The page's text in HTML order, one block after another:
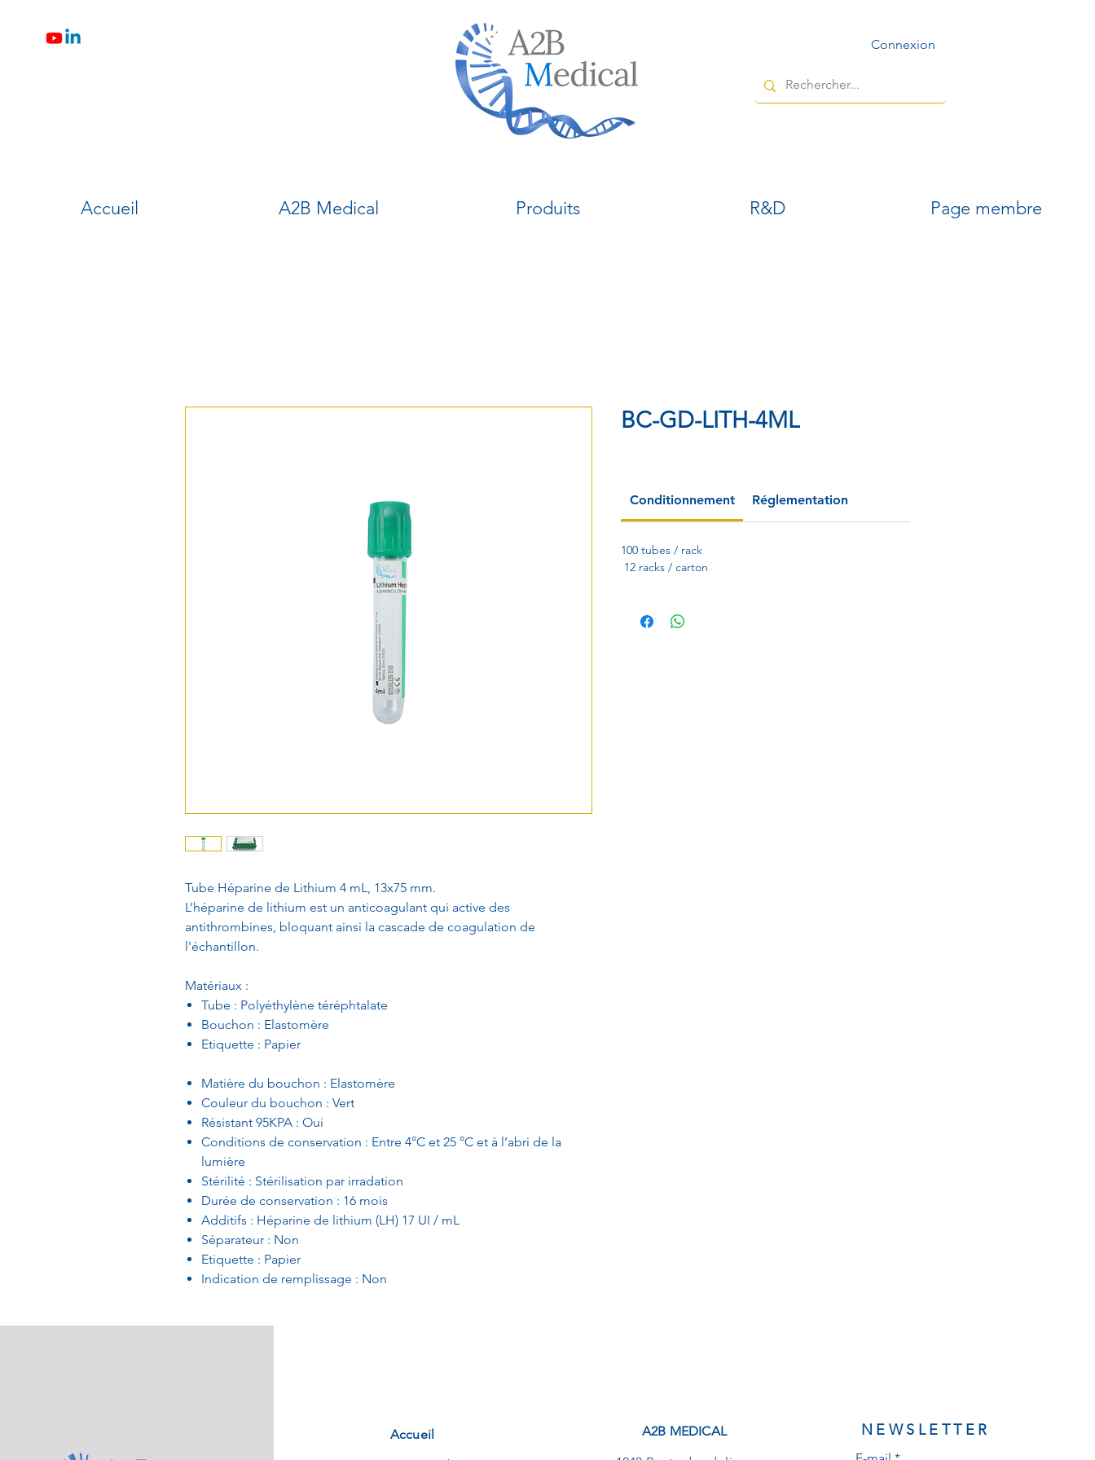
Connexion
Accueil A2B Medical Produits R&D Page membre
Tube Héparine de Lithium 4 mL, 13x75 mm.
L’héparine de lithium est un anticoagulant qui active des
antithrombines, bloquant ainsi la cascade de coagulation de
l'échantillon.
Matériaux :
Tube : Polyéthylène téréphtalate
Bouchon : Elastomère
Etiquette : Papier
Matière du bouchon : Elastomère
Couleur du bouchon : Vert
Résistant 95KPA : Oui
Conditions de conservation : Entre 4°C et 25 °C et à l’abri de la
lumière
Stérilité : Stérilisation par irradation
Durée de conservation : 16 mois
Additifs : Héparine de lithium (LH) 17 UI / mL
Séparateur : Non
Etiquette : Papier
Indication de remplissage : Non
BC-GD-LITH-4ML
Conditionnement Réglementation
100 tubes / rack
12 racks / carton
Accueil
A2B MEDICAL
NEWSLETTER